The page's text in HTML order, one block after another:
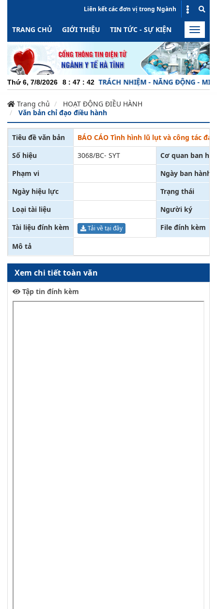
Liên kết các đơn vị trong Ngành
TRANG CHỦ GIỚI THIỆU TIN TỨC - SỰ KIỆN HOẠT
Toggle
Thứ 6, 7/8/2026 8 : 47 : 42
CHUYÊN NGHIỆP - TRÁCH NHIỆM - NĂNG ĐỘNG - MINH
Trang chủ
HOẠT ĐỘNG ĐIỀU HÀNH
Văn bản chỉ đạo điều hành
Tiêu đề văn bản
BÁO CÁO Tình hình lũ lụt và công tác
Số hiệu
3068/BC- SYT
Cơ quan ban
Phạm vi
Ngày ban hành
Ngày hiệu lực
Trạng thái
Loại tài liệu
Người ký
Tài liệu đính kèm
Tải về tại đây File đính kèm
Mô tả
Xem chi tiết toàn văn
Tập tin đính kèm